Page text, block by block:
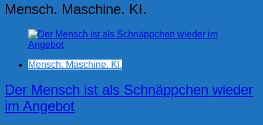
Mensch. Maschine. KI.
Mensch. Maschine. KI.
Der Mensch ist als Schnäppchen wieder
im Angebot